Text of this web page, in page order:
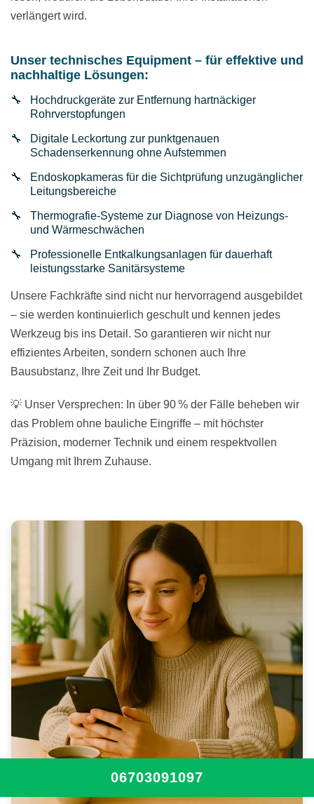
verlängert wird.
Unser technisches Equipment – für effektive und
nachhaltige Lösungen:
Hochdruckgeräte zur Entfernung hartnäckiger
Rohrverstopfungen
Digitale Leckortung zur punktgenauen
Schadenserkennung ohne Aufstemmen
Endoskopkameras für die Sichtprüfung unzugänglicher
Leitungsbereiche
Thermografie-Systeme zur Diagnose von Heizungs-
und Wärmeschwächen
Professionelle Entkalkungsanlagen für dauerhaft
leistungsstarke Sanitärsysteme
Unsere Fachkräfte sind nicht nur hervorragend ausgebildet
– sie werden kontinuierlich geschult und kennen jedes
Werkzeug bis ins Detail. So garantieren wir nicht nur
effizientes Arbeiten, sondern schonen auch Ihre
Bausubstanz, Ihre Zeit und Ihr Budget.
💡 Unser Versprechen: In über 90 % der Fälle beheben wir
das Problem ohne bauliche Eingriffe – mit höchster
Präzision, moderner Technik und einem respektvollen
Umgang mit Ihrem Zuhause.
06703091097